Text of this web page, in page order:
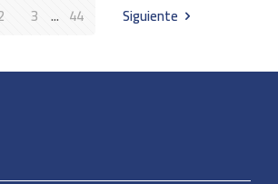
3 ... 44 Siguiente